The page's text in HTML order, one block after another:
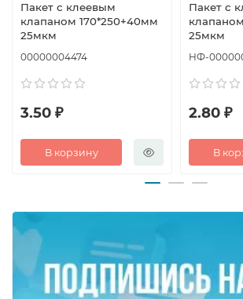
Пакет с клеевым
клапаном 170*250+40мм
25мкм
00000004474
3.50 ₽
В корзину
Пакет с
25мкм
НФ-
2.80 ₽
В